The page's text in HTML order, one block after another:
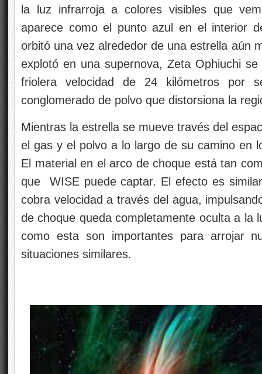
la luz infrarroja a colores visibles que
aparece como el punto azul en el interior
orbitó una vez alrededor de una estrella aún
explotó en una supernova, Zeta Ophiuchi
friolera velocidad de 24 kilómetros por
conglomerado de polvo que distorsiona la
Mientras la estrella se mueve través del
el gas y el polvo a lo largo de su camino en
El material en el arco de choque está tan
que WISE puede captar. El efecto es
cobra velocidad a través del agua,
de choque queda completamente oculta a la
como esta son importantes para arrojar
situaciones similares.